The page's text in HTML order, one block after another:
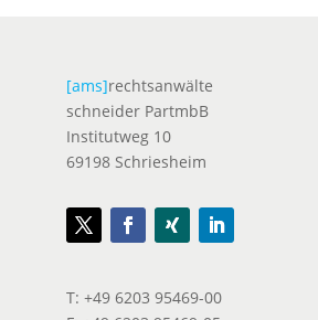
[ams]rechtsanwälte
schneider PartmbB
Institutweg 10
69198 Schriesheim
T: +49 6203 95469-00